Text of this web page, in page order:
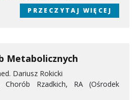
PRZECZYTAJ WIĘCEJ
Metabolicznych
Dariusz Rokicki
Chorób Rzadkich, RA (Ośrodek